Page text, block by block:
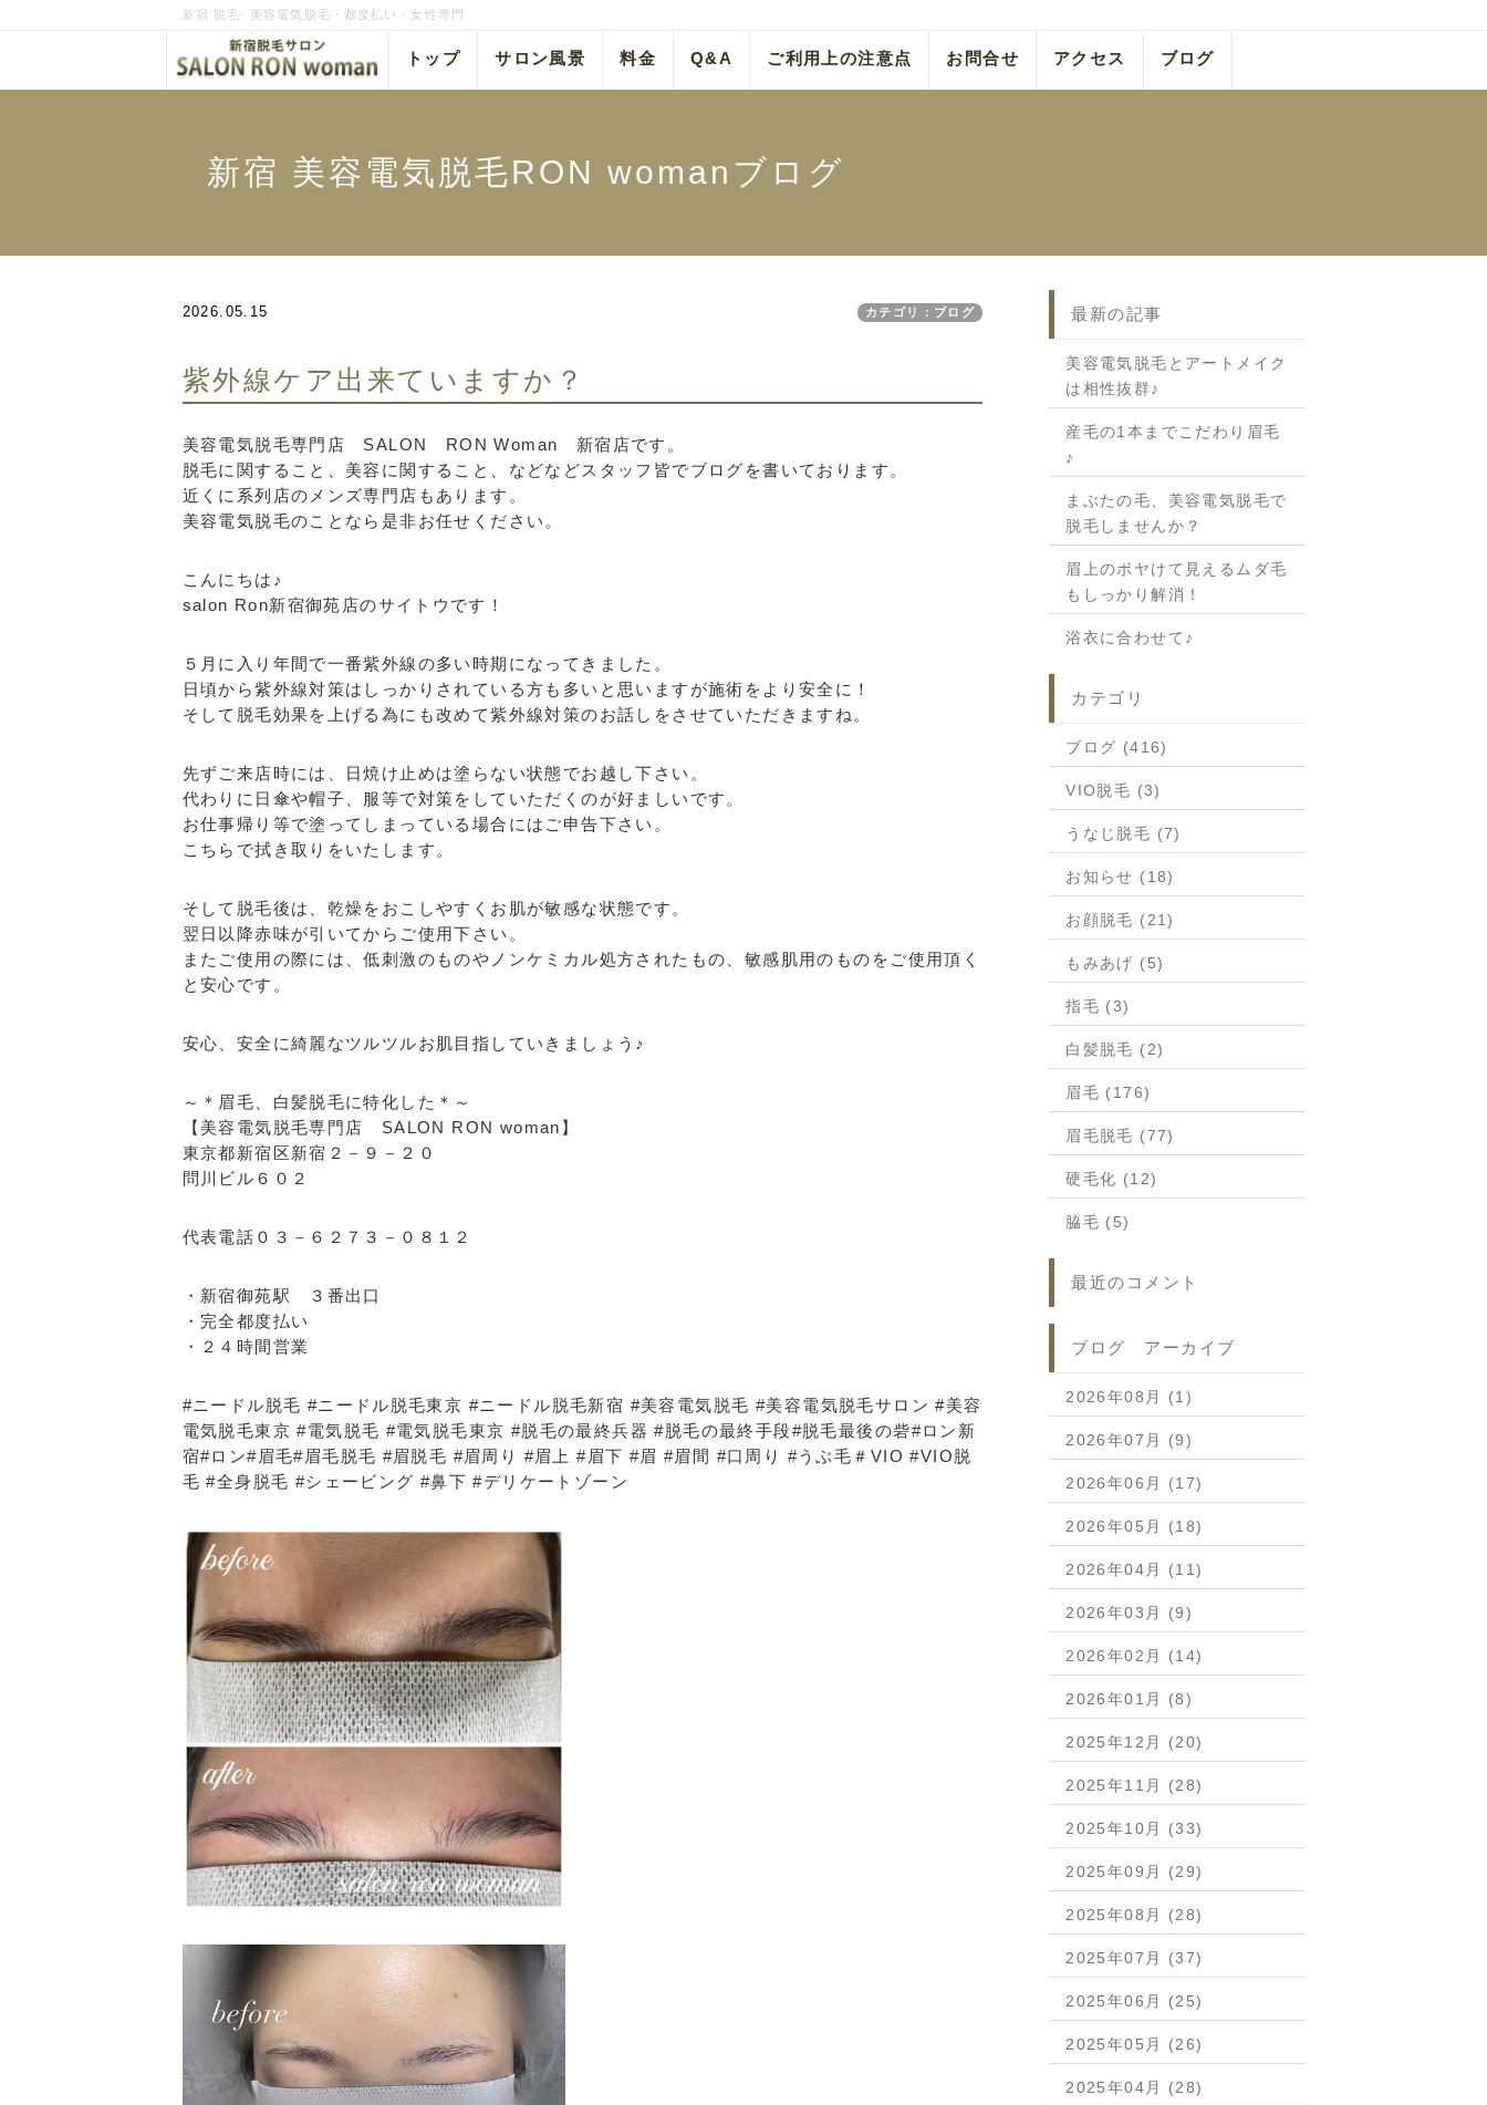
新宿 脱毛- 美容電気脱毛・都度払い・女性専門
トップ サロン風景 料金 Q&A ご利用上の注意点 お問合せ アクセス ブログ
新宿 美容電気脱毛RON womanブログ
2026.05.15 カテゴリ：ブログ
紫外線ケア出来ていますか？
美容電気脱毛専門店 SALON RON Woman 新宿店です。
脱毛に関すること、美容に関すること、などなどスタッフ皆でブログを書いております。
近くに系列店のメンズ専門店もあります。
美容電気脱毛のことなら是非お任せください。
こんにちは♪
salon Ron新宿御苑店のサイトウです！
５月に入り年間で一番紫外線の多い時期になってきました。
日頃から紫外線対策はしっかりされている方も多いと思いますが施術をより安全に！
そして脱毛効果を上げる為にも改めて紫外線対策のお話しをさせていただきますね。
先ずご来店時には、日焼け止めは塗らない状態でお越し下さい。
代わりに日傘や帽子、服等で対策をしていただくのが好ましいです。
お仕事帰り等で塗ってしまっている場合にはご申告下さい。
こちらで拭き取りをいたします。
そして脱毛後は、乾燥をおこしやすくお肌が敏感な状態です。
翌日以降赤味が引いてからご使用下さい。
またご使用の際には、低刺激のものやノンケミカル処方されたもの、敏感肌用のものをご使用頂く
と安心です。
安心、安全に綺麗なツルツルお肌目指していきましょう♪
～＊眉毛、白髪脱毛に特化した＊～
【美容電気脱毛専門店 SALON RON woman】
東京都新宿区新宿２－９－２０
問川ビル６０２
代表電話０３－６２７３－０８１２
・新宿御苑駅 ３番出口
・完全都度払い
・２４時間営業
#ニードル脱毛 #ニードル脱毛東京 #ニードル脱毛新宿 #美容電気脱毛 #美容電気脱毛サロン #美容
電気脱毛東京 #電気脱毛 #電気脱毛東京 #脱毛の最終兵器 #脱毛の最終手段#脱毛最後の砦#ロン新
宿#ロン#眉毛#眉毛脱毛 #眉脱毛 #眉周り #眉上 #眉下 #眉 #眉間 #口周り #うぶ毛＃VIO #VIO脱
毛 #全身脱毛 #シェービング #鼻下 #デリケートゾーン
最新の記事
美容電気脱毛とアートメイク
は相性抜群♪
産毛の1本までこだわり眉毛
♪
まぶたの毛、美容電気脱毛で
脱毛しませんか？
眉上のボヤけて見えるムダ毛
もしっかり解消！
浴衣に合わせて♪
カテゴリ
ブログ (416)
VIO脱毛 (3)
うなじ脱毛 (7)
お知らせ (18)
お顔脱毛 (21)
もみあげ (5)
指毛 (3)
白髪脱毛 (2)
眉毛 (176)
眉毛脱毛 (77)
硬毛化 (12)
脇毛 (5)
最近のコメント
ブログ アーカイブ
2026年08月 (1)
2026年07月 (9)
2026年06月 (17)
2026年05月 (18)
2026年04月 (11)
2026年03月 (9)
2026年02月 (14)
2026年01月 (8)
2025年12月 (20)
2025年11月 (28)
2025年10月 (33)
2025年09月 (29)
2025年08月 (28)
2025年07月 (37)
2025年06月 (25)
2025年05月 (26)
2025年04月 (28)